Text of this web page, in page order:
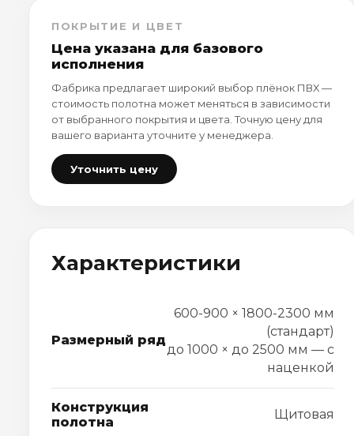
ПОКРЫТИЕ И ЦВЕТ
Цена указана для базового
исполнения
Фабрика предлагает широкий выбор плёнок ПВХ —
стоимость полотна может меняться в зависимости
от выбранного покрытия и цвета. Точную цену для
вашего варианта уточните у менеджера.
Уточнить цену
Характеристики
Размерный ряд
600-900 × 1800-2300 мм
(стандарт)
до 1000 × до 2500 мм — с
наценкой
Конструкция
полотна
Щитовая